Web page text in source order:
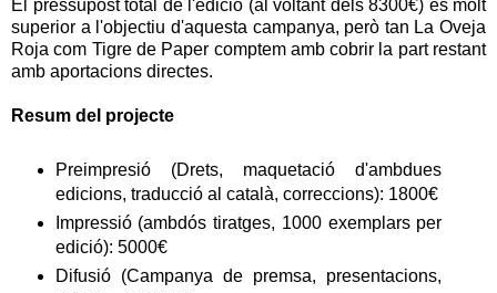
El pressupost total de l'edició (al voltant dels 8300€) és molt
superior a l'objectiu d'aquesta campanya, però tan La Oveja
Roja com Tigre de Paper comptem amb cobrir la part restant
amb aportacions directes.
Resum del projecte
Preimpresió (Drets, maquetació d'ambdues
edicions, traducció al català, correccions): 1800€
Impressió (ambdós tiratges, 1000 exemplars per
edició): 5000€
Difusió (Campanya de premsa, presentacions,